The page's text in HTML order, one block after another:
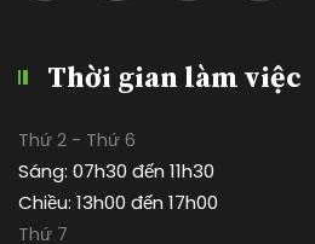
Thời gian làm việc
Thứ 2 - Thứ 6
Sáng: 07h30 đến 11h30
Chiều: 13h00 đến 17h00
Thứ 7